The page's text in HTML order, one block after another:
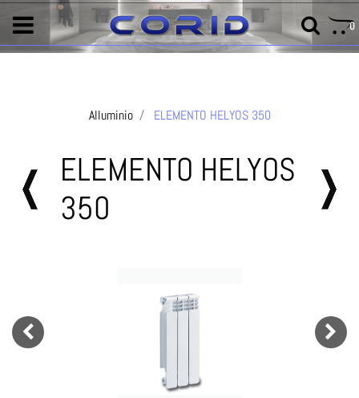
0
Alluminio ELEMENTO HELYOS 350
ELEMENTO HELYOS
350